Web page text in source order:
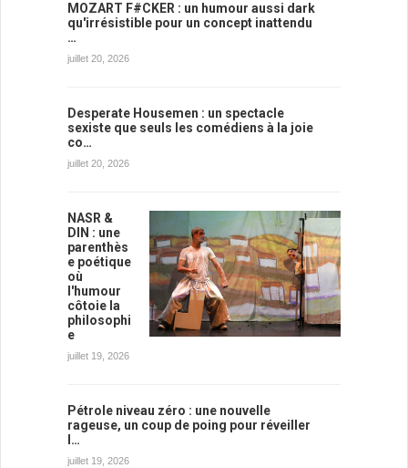
MOZART F#CKER : un humour aussi dark
qu'irrésistible pour un concept inattendu
…
juillet 20, 2026
Desperate Housemen : un spectacle
sexiste que seuls les comédiens à la joie
co…
juillet 20, 2026
NASR &
DIN : une
parenthès
e poétique
où
l'humour
côtoie la
philosophi
e
juillet 19, 2026
Pétrole niveau zéro : une nouvelle
rageuse, un coup de poing pour réveiller
l…
juillet 19, 2026